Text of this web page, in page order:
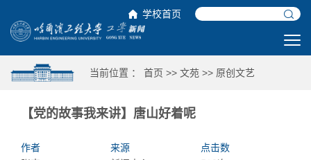
学校首页
当前位置 ： 首页 >> 文苑 >> 原创文艺
【党的故事我来讲】唐山好着呢
作者
来源
点击数